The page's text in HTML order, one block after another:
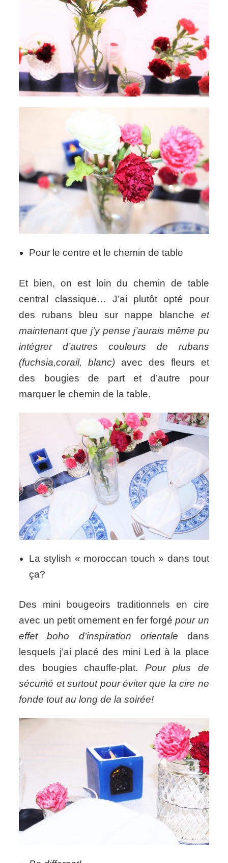
Pour le centre et le chemin de table
Et bien, on est loin du chemin de table
central classique… J’ai plutôt opté pour
des rubans bleu sur nappe blanche et
maintenant que j’y pense j’aurais même pu
intégrer d’autres couleurs de rubans
(fuchsia,corail, blanc)avec des fleurs et
des bougies de part et d’autre pour
marquer le chemin de la table.
La stylish « moroccan touch » dans tout
ça?
Des mini bougeoirs traditionnels en cire
avec un petit ornement en fer forgépour un
effet boho d’inspiration orientale dans
lesquels j’ai placé des mini Led à la place
des bougies chauffe-plat. Pour plus de
sécurité et surtout pour éviter que la cire ne
fonde tout au long de la soirée!